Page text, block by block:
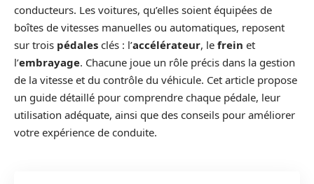
conducteurs. Les voitures, qu’elles soient équipées de
boîtes de vitesses manuelles ou automatiques, reposent
sur trois pédales clés : l’accélérateur, le frein et
l’embrayage. Chacune joue un rôle précis dans la gestion
de la vitesse et du contrôle du véhicule. Cet article propose
un guide détaillé pour comprendre chaque pédale, leur
utilisation adéquate, ainsi que des conseils pour améliorer
votre expérience de conduite.